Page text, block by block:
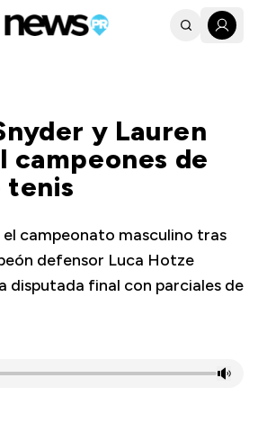
y Lauren
de
tenis
el campeonato masculino tras
defensor Luca Hotze
disputada final con parciales de